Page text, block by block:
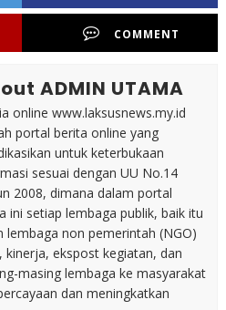
COMMENT
ADMIN UTAMA
online www.laksusnews.my.id
portal berita online yang
untuk keterbukaan
sesuai dengan UU No.14
2008, dimana dalam portal
ini setiap lembaga publik, baik itu
non pemerintah (NGO)
ekspost kegiatan, dan
masing lembaga ke masyarakat
dan meningkatkan